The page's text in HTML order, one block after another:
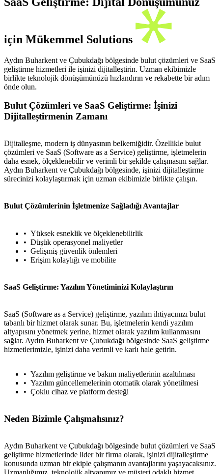
için Mükemmel Solutions
Aydın Buharkent ve Çubukdağı bölgesinde bulut çözümleri ve SaaS
geliştirme hizmetleri ile işinizi dijitalleştirin. Uzman ekibimizle
birlikte teknolojik dönüşümünüzü hızlandırın ve rekabette bir adım
önde olun.
Bulut Çözümleri ve SaaS Geliştirme: İşinizi
Dijitalleştirmenin Zamanı
Dijitalleşme, modern iş dünyasının belkemiğidir. Özellikle bulut
çözümleri ve SaaS (Software as a Service) geliştirme, işletmelerin
daha esnek, ölçeklenebilir ve verimli bir şekilde çalışmasını sağlar.
Aydın Buharkent ve Çubukdağı bölgesinde, işinizi dijitalleştirme
sürecinizi kolaylaştırmak için uzman ekibimizle birlikte çalışın.
Bulut Çözümlerinin İşletmenize Sağladığı Avantajlar
Yüksek esneklik ve ölçeklenebilirlik
Düşük operasyonel maliyetler
Gelişmiş güvenlik önlemleri
Erişim kolaylığı ve mobilite
SaaS Geliştirme: Yazılım Yönetiminizi Kolaylaştırın
SaaS (Software as a Service) geliştirme, yazılım ihtiyacınızı bulut
tabanlı bir hizmet olarak sunar. Bu, işletmelerin kendi yazılım
altyapısını yönetmek yerine, hizmet olarak yazılım kullanmasını
sağlar. Aydın Buharkent ve Çubukdağı bölgesinde SaaS geliştirme
hizmetlerimizle, işinizi daha verimli ve karlı hale getirin.
Yazılım geliştirme ve bakım maliyetlerinin azaltılması
Yazılım güncellemelerinin otomatik olarak yönetilmesi
Çoklu cihaz ve platform desteği
Neden Bizimle Çalışmalısınız?
Aydın Buharkent ve Çubukdağı bölgesinde bulut çözümleri ve SaaS
geliştirme hizmetlerinde lider bir firma olarak, işinizi dijitalleştirme
konusunda uzman bir ekiple çalışmanın avantajlarını yaşayacaksınız.
Uzmanlığımız, teknolojik altyapımız ve müşteri odaklı hizmet